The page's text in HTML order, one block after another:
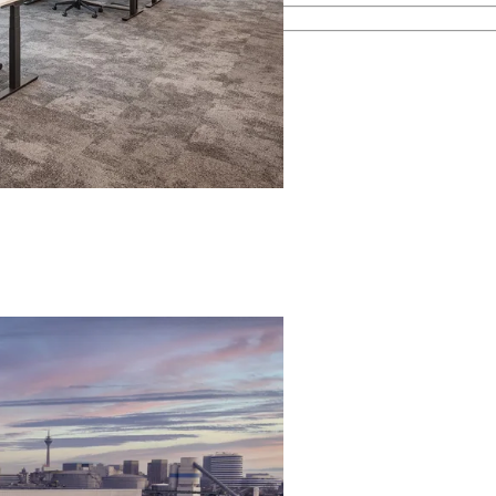
Immobilienprozess.
kennen.